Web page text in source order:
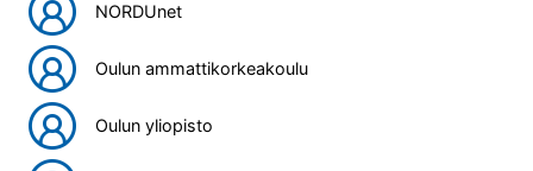
NORDUnet
Oulun ammattikorkeakoulu
Oulun yliopisto